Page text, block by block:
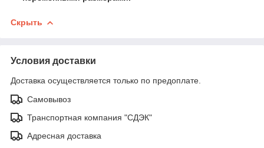
Скрыть
Условия доставки
Доставка осуществляется только по предоплате.
Самовывоз
Транспортная компания "СДЭК"
Адресная доставка